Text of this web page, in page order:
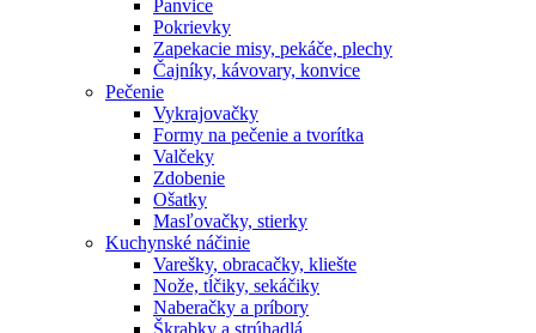
Panvice
Pokrievky
Zapekacie misy, pekáče, plechy
Čajníky, kávovary, konvice
Pečenie
Vykrajovačky
Formy na pečenie a tvorítka
Valčeky
Zdobenie
Ošatky
Masľovačky, stierky
Kuchynské náčinie
Varešky, obracačky, kliešte
Nože, tĺčiky, sekáčiky
Naberačky a príbory
Škrabky a strúhadlá